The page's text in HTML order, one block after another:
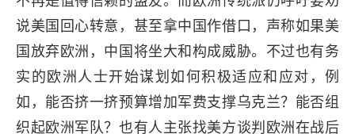
说美国回心转意，甚至拿中国作借口，声称如果美
国放弃欧洲，中国将坐大和构成威胁。不过也有务
实的欧洲人士开始谋划如何积极适应和应对，例
如，能否挤一挤预算增加军费支撑乌克兰？能否组
织起欧洲军队？也有人主张找美方谈判欧洲在战后